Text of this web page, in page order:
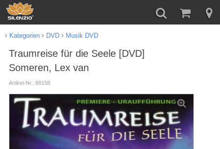
Kategorien DVD Musik DVD
Traumreise für die Seele [DVD]
Someren, Lex van
Artikel-Nr.: 88158